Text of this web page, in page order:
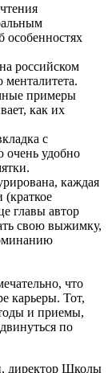
особенностях
российском
менталитета.
примеры
как их
с
очень удобно
каждая
(краткое
главы автор
свою выжимку,
что
карьеры. Тот,
и приемы,
по
директор Школы